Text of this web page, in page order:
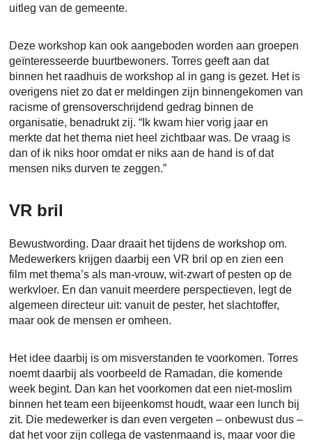
uitleg van de gemeente.
Deze workshop kan ook aangeboden worden aan groepen
geïnteresseerde buurtbewoners. Torres geeft aan dat
binnen het raadhuis de workshop al in gang is gezet. Het is
overigens niet zo dat er meldingen zijn binnengekomen van
racisme of grensoverschrijdend gedrag binnen de
organisatie, benadrukt zij. “Ik kwam hier vorig jaar en
merkte dat het thema niet heel zichtbaar was. De vraag is
dan of ik niks hoor omdat er niks aan de hand is of dat
mensen niks durven te zeggen.”
VR bril
Bewustwording. Daar draait het tijdens de workshop om.
Medewerkers krijgen daarbij een VR bril op en zien een
film met thema’s als man-vrouw, wit-zwart of pesten op de
werkvloer. En dan vanuit meerdere perspectieven, legt de
algemeen directeur uit: vanuit de pester, het slachtoffer,
maar ook de mensen er omheen.
Het idee daarbij is om misverstanden te voorkomen. Torres
noemt daarbij als voorbeeld de Ramadan, die komende
week begint. Dan kan het voorkomen dat een niet-moslim
binnen het team een bijeenkomst houdt, waar een lunch bij
zit. Die medewerker is dan even vergeten – onbewust dus –
dat het voor zijn collega de vastenmaand is, maar voor die